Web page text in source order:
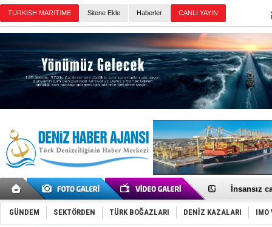
TURKISH MARITIME Sitene Ekle Haberler CANLI YAYIN
İnsansız
Yüzyıl
Anadolu
Derince,
GÜNDEM SEKTÖRDEN TÜRK BOĞAZLARI DENİZ KAZALARI IMO